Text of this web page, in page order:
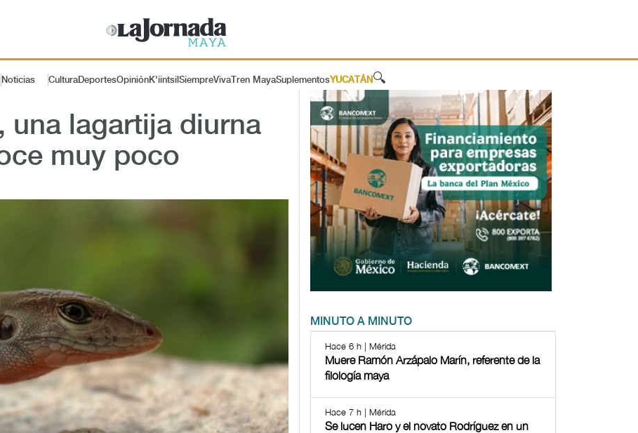
Noticias CulturaDeportesOpiniónK'iintsil SiempreViva Tren MayaSuplementosYUCATÁN 🔍
una lagartija diurna
muy poco
MINUTO A MINUTO
Hace 6 h | Mérida
Muere Ramón Arzápalo Marín, referente de la
filología maya
Hace 7 h | Mérida
Se lucen Haro y el novato Rodríguez en un